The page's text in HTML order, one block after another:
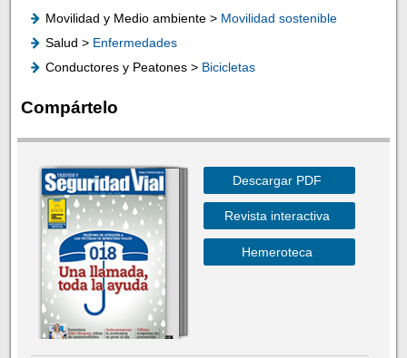
Movilidad y Medio ambiente > Movilidad sostenible
Salud > Enfermedades
Conductores y Peatones > Bicicletas
Compártelo
Descargar PDF
Revista interactiva
Hemeroteca